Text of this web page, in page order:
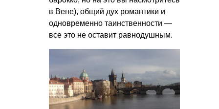
в Вене), общий дух романтики и
одновременно таинственности —
все это не оставит равнодушным.